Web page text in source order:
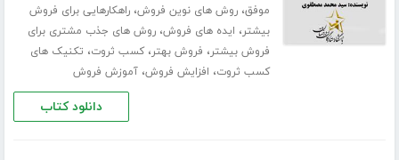
موفق،روش های نوین فروش،راهکارهایی برای فروش
بیشتر، ایده های فروش،روش های جذب مشتری برای
فروش بیشتر، فروش بهتر،کسب ثروت، تکنیک های
کسب ثروت، افزایش فروش،آموزش فروش
دانلود کتاب